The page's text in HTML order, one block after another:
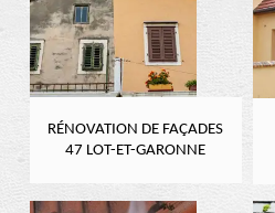
RÉNOVATION DE FAÇADES
47 LOT-ET-GARONNE